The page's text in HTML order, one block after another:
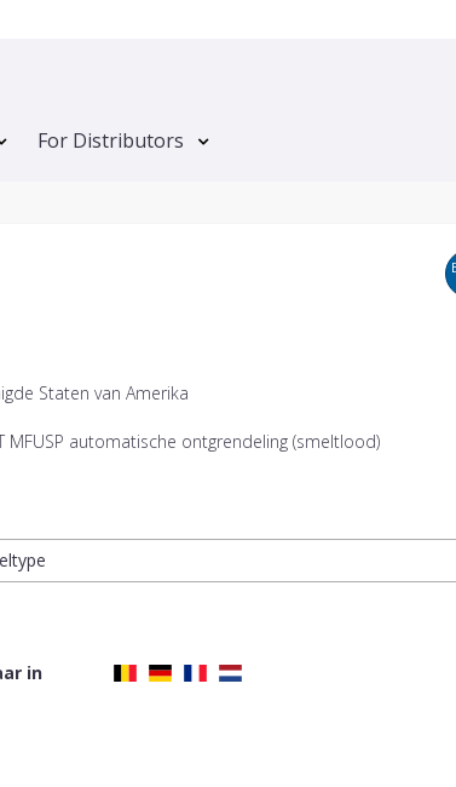
For Distributors
Staten van Amerika
MFUSP automatische ontgrendeling (smeltlood)
in